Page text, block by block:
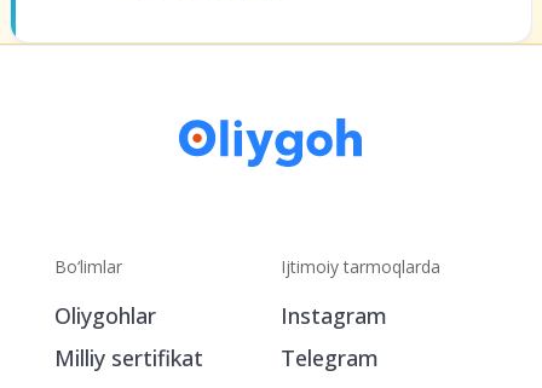
Bo‘limlar Ijtimoiy tarmoqlarda